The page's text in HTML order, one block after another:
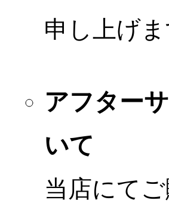
申し上げま
アフター
いて
当店にて